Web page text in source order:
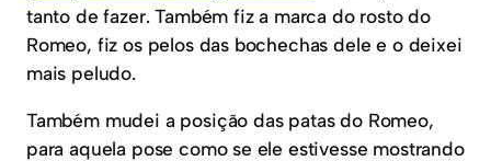
tanto de fazer. Também fiz a marca do rosto do
Romeo, fiz os pelos das bochechas dele e o deixei
mais peludo.
Também mudei a posição das patas do Romeo,
para aquela pose como se ele estivesse mostrando